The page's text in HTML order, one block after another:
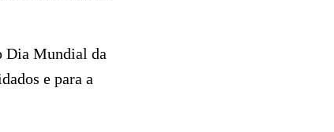
Dia Mundial da
e para a